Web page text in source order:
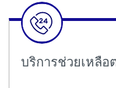
บริการช่วยเหลื